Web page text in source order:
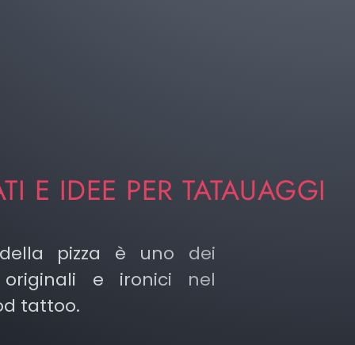
E IDEE PER TATAUAGGI
pizza è uno dei
e ironici nel
tattoo.